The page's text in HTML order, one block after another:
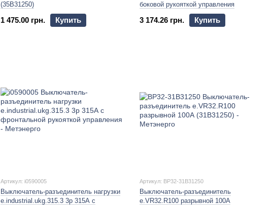
(35В31250)
1 475.00 грн. Купить
боковой рукояткой управления
3 174.26 грн. Купить
Артикул: i0590005
Выключатель-разъединитель нагрузки
e.industrial.ukg.315.3 3р 315А с
Артикул: BP32-31B31250
Выключатель-разъединитель
e.VR32.R100 разрывной 100А